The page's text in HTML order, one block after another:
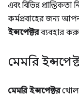
এবং বিভিন্ন
কর্মপ্রবাহের জন্য
ইন্সপেক্টরব্যবহার
মেমরি
মেমরি ইন্সপেক্টর